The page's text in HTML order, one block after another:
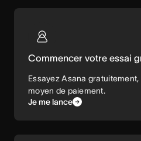
Commencer votre essai
Essayez Asana
moyen de paiement.
Je me lance